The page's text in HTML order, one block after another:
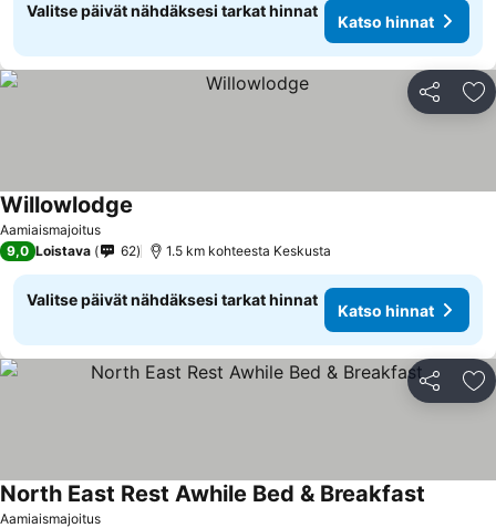
Valitse päivät nähdäksesi tarkat hinnat
Katso hinnat
Jaa
Aamiaismajoitus
Willowlodge
9,0 Loistava 62 1.5 km kohteesta Keskusta
Valitse päivät nähdäksesi tarkat hinnat
Katso hinnat
Jaa
Aamiaismajoitus
North East Rest Awhile Bed & Breakfast